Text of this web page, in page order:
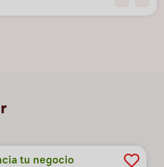
tu negocio